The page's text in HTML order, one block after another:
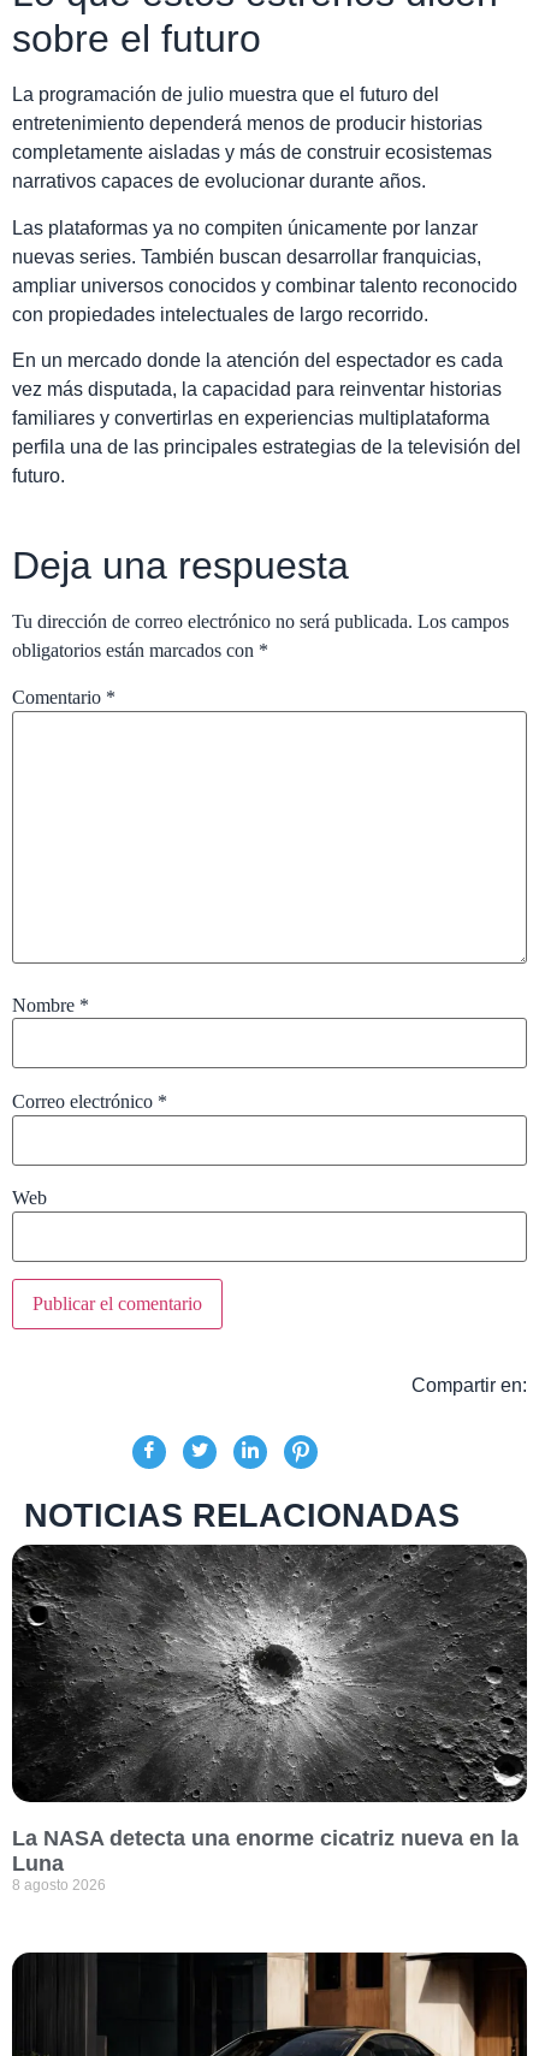
sobre el futuro
La programación de julio muestra que el futuro del
entretenimiento dependerá menos de producir historias
completamente aisladas y más de construir ecosistemas
narrativos capaces de evolucionar durante años.
Las plataformas ya no compiten únicamente por lanzar
nuevas series. También buscan desarrollar franquicias,
ampliar universos conocidos y combinar talento reconocido
con propiedades intelectuales de largo recorrido.
En un mercado donde la atención del espectador es cada
vez más disputada, la capacidad para reinventar historias
familiares y convertirlas en experiencias multiplataforma
perfila una de las principales estrategias de la televisión del
futuro.
Deja una respuesta
Tu dirección de correo electrónico no será publicada. Los campos
obligatorios están marcados con *
Comentario *
Nombre *
Correo electrónico *
Web
Compartir en:
NOTICIAS RELACIONADAS
La NASA detecta una enorme cicatriz nueva en la
Luna
8 agosto 2026